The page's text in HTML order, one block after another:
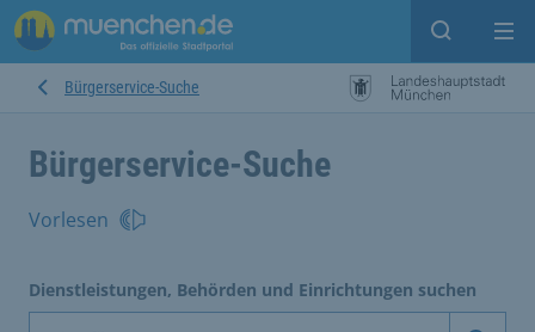
Suche
Bürgerservice-Suche
Bürgerservice-Suche
Vorlesen
Dienstleistungen, Behörden und Einrichtungen suchen